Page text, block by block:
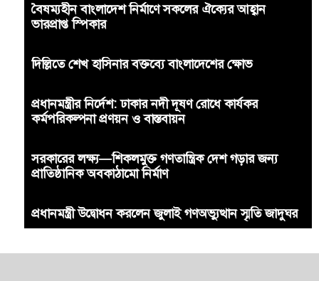
বৈষম্যহীন বাংলাদেশ নির্মাণে সকলের ঐক্যের আহ্বান
ভারপ্রাপ্ত স্পিকার
দিল্লিতে শেখ হাসিনার বক্তব্যে বাংলাদেশের ক্ষোভ
প্রধানমন্ত্রীর নির্দেশ: ঢাকার নদী দূষণ রোধে কার্যকর
কর্মপরিকল্পনা প্রণয়ন ও বাস্তবায়ন
সরকারের লক্ষ্য—শিকলমুক্ত গণতান্ত্রিক দেশ গড়ার জন্য
প্রাতিষ্ঠানিক অবকাঠামো নির্মাণ
প্রধানমন্ত্রী উদ্বোধন করলেন জুলাই গণঅভ্যুত্থান স্মৃতি জাদুঘর